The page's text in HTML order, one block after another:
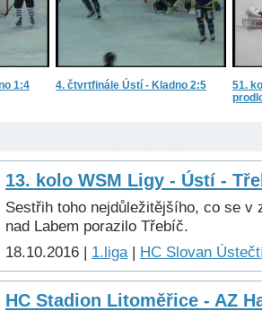
1:4 4. čtvrtfinále Ústí - Kladno 2:5
51.
13. kolo WSM Ligy - Ústí -
Sestřih toho nejdůležitějšího, co se v
nad Labem porazilo Třebíč.
18.10.2016 | 1.liga| HC Slovan
HC Stadion Litoměřice - AZ